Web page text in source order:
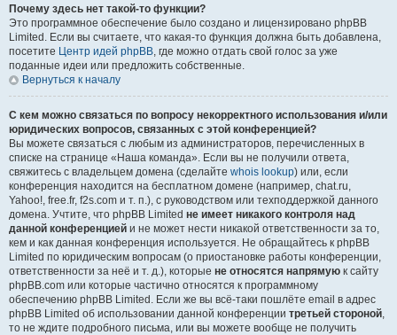
Почему здесь нет такой-то функции?
Это программное обеспечение было создано и лицензировано phpBB
Limited. Если вы считаете, что какая-то функция должна быть добавлена,
посетите Центр идей phpBB, где можно отдать свой голос за уже
поданные идеи или предложить собственные.
Вернуться к началу
С кем можно связаться по вопросу некорректного использования и/или
юридических вопросов, связанных с этой конференцией?
Вы можете связаться с любым из администраторов, перечисленных в
списке на странице «Наша команда». Если вы не получили ответа,
свяжитесь с владельцем домена (сделайте whois lookup) или, если
конференция находится на бесплатном домене (например, chat.ru,
Yahoo!, free.fr, f2s.com и т. п.), с руководством или техподдержкой данного
домена. Учтите, что phpBB Limited не имеет никакого контроля над
данной конференцией и не может нести никакой ответственности за то,
кем и как данная конференция используется. Не обращайтесь к phpBB
Limited по юридическим вопросам (о приостановке работы конференции,
ответственности за неё и т. д.), которые не относятся напрямую к сайту
phpBB.com или которые частично относятся к программному
обеспечению phpBB Limited. Если же вы всё-таки пошлёте email в адрес
phpBB Limited об использовании данной конференции третьей стороной,
то не ждите подробного письма, или вы можете вообще не получить